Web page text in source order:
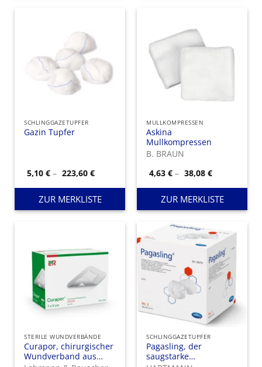
SCHLINGGAZETUPFER
Gazin Tupfer
5,10€ – 223,60€Preisspanne:
bis
223,60 €
ZUR MERKLISTE
MULLKOMPRESSEN
Askina
Mullkompressen
B. BRAUN
4,63€ – 38,08€
bis
38,08 €
ZUR MERKLISTE
STERILE WUNDVERBÄNDE
Curapor, chirurgischer
Wundverband aus
SCHLINGGAZETUPFER
Pagasling, der
saugstarke